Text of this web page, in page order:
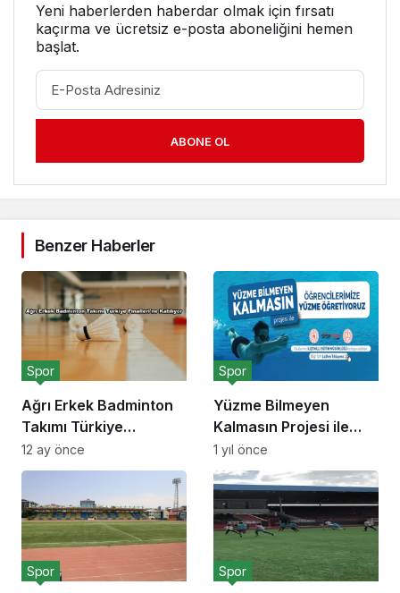
Yeni haberlerden haberdar olmak için fırsatı
kaçırma ve ücretsiz e-posta aboneliğini hemen
başlat.
ABONE OL
Benzer Haberler
Ağrı Erkek Badminton
Takımı Türkiye
Finalleri’ne Katılıyor
Spor
12 ay önce
Yüzme Bilmeyen
Kalmasın Projesi ile
Gençler Yüzmeyi
Öğreniyor
Spor
1 yıl önce
Spor Spor